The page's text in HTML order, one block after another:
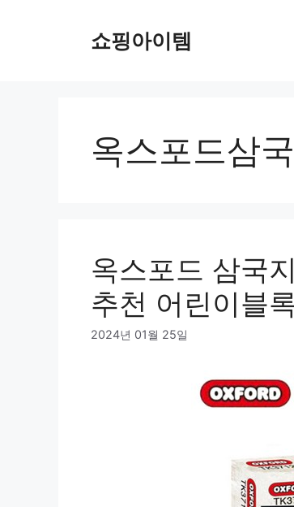
쇼핑아이템
옥스포드삼
옥스포드 삼국
추천 어린이블
2024년 01월 25일